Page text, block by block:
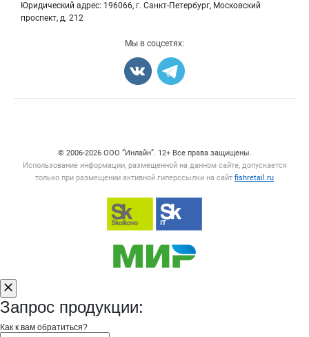
Юридический адрес: 196066, г. Санкт-Петербург, Московский
проспект, д. 212
Блог
Мы в соцсетях:
© 2006‑2026 ООО “Инлайн”. 12+ Все права защищены.
Использование информации, размещенной на данном сайте, допускается
только при размещении активной гиперссылки на сайт fishretail.ru
Запрос продукции:
Как к вам обратиться?